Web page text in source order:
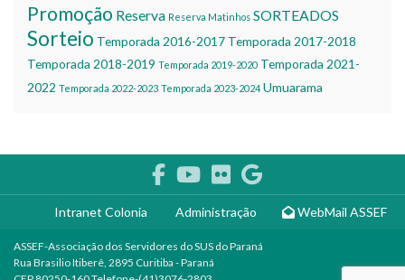
Promoção Reserva Reserva Matinhos SORTEADOS
Sorteio Temporada 2016-2017 Temporada 2017-2018
Temporada 2018-2019 Temporada 2019-2020 Temporada 2021-
2022 Temporada 2022-2023 Temporada 2023-2024 Umuarama
Intranet Colonia Administração WebMail ASSEF
ASSEF-Associação dos Servidores do SUS do Paraná
Rua Brasilio Itiberê, 2895 Curitiba - Paraná